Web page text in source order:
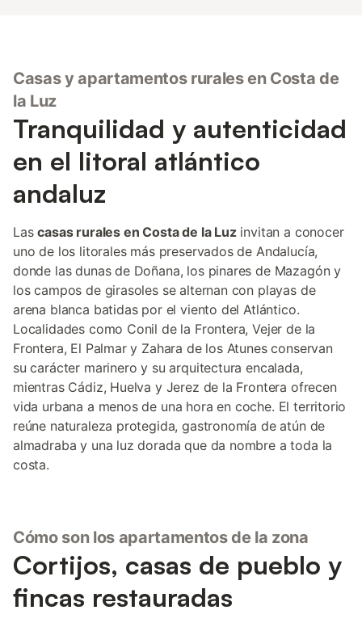
Casas y apartamentos rurales en Costa de
la Luz
Tranquilidad y autenticidad
en el litoral atlántico
andaluz
Lascasas rurales en Costa de la Luzinvitan a conocer
uno de los litorales más preservados de Andalucía,
donde las dunas de Doñana, los pinares de Mazagón y
los campos de girasoles se alternan con playas de
arena blanca batidas por el viento del Atlántico.
Localidades como Conil de la Frontera, Vejer de la
Frontera, El Palmar y Zahara de los Atunes conservan
su carácter marinero y su arquitectura encalada,
mientras Cádiz, Huelva y Jerez de la Frontera ofrecen
vida urbana a menos de una hora en coche. El territorio
reúne naturaleza protegida, gastronomía de atún de
almadraba y una luz dorada que da nombre a toda la
costa.
Cómo son los apartamentos de la zona
Cortijos, casas de pueblo y
fincas restauradas